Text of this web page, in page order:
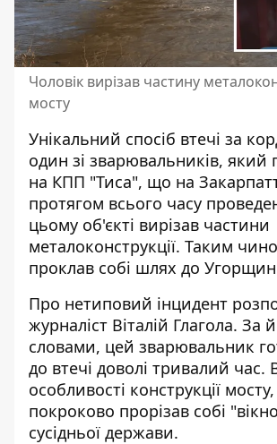
Чоловік вирізав частину
мосту
Унікальний спосіб втечі за
один зі зварювальників, який
на КПП "Тиса", що на
протягом всього часу
цьому об'єкті вирізав частини
металоконструкції. Таким
проклав собі шлях до
Про нетиповий інцидент
журналіст Віталій Глагола. За
словами, цей зварювальник
до втечі доволі тривалий
особливості конструкції мосту,
покроково прорізав собі
сусідньої держави.